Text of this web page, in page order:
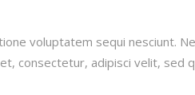
voluptatem sequi nesciunt.
consectetur, adipisci velit, sed